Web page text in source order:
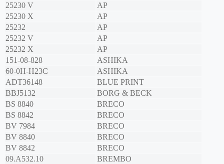
25230 V
AP
25230 X
AP
25232
AP
25232 V
AP
25232 X
AP
151-08-828
ASHIKA
60-0H-H23C
ASHIKA
ADT36148
BLUE PRINT
BBJ5132
BORG & BECK
BS 8840
BRECO
BS 8842
BRECO
BV 7984
BRECO
BV 8840
BRECO
BV 8842
BRECO
09.A532.10
BREMBO